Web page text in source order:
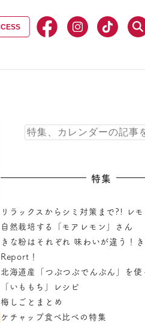
特集
リラックスからシミ対策まで?! レ
自然栽培する「モアレモン」さん
きな粉はそれぞれ 味わいが違う！
Report！
北海道産「つぶつぶでんぷん」を使
「いももち」レシピ
梅しごとまとめ
ケチャップ食べ比べの特集